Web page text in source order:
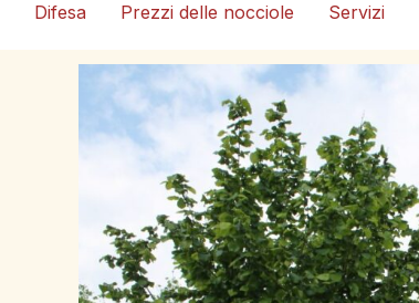
Difesa Prezzi delle nocciole Servizi